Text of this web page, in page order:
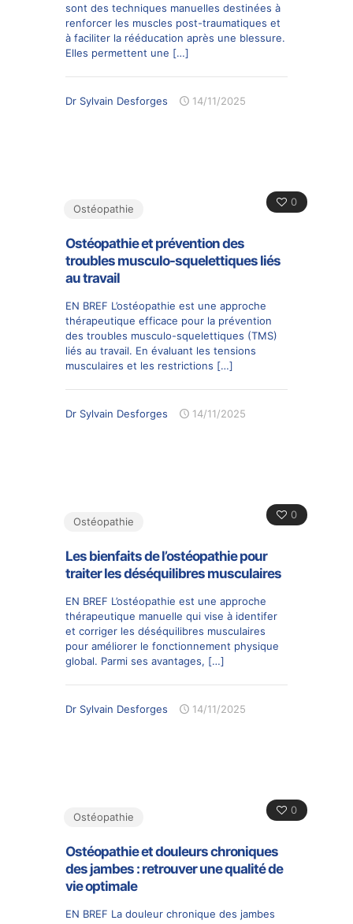
sont des techniques manuelles destinées à
renforcer les muscles post-traumatiques et
à faciliter la rééducation après une blessure.
Elles permettent une […]
Dr Sylvain Desforges 14/11/2025
0
Ostéopathie
Ostéopathie et prévention des
troubles musculo-squelettiques liés
au travail
EN BREF L’ostéopathie est une approche
thérapeutique efficace pour la prévention
des troubles musculo-squelettiques (TMS)
liés au travail. En évaluant les tensions
musculaires et les restrictions […]
Dr Sylvain Desforges 14/11/2025
0
Ostéopathie
Les bienfaits de l’ostéopathie pour
traiter les déséquilibres musculaires
EN BREF L’ostéopathie est une approche
thérapeutique manuelle qui vise à identifer
et corriger les déséquilibres musculaires
pour améliorer le fonctionnement physique
global. Parmi ses avantages, […]
Dr Sylvain Desforges 14/11/2025
0
Ostéopathie
Ostéopathie et douleurs chroniques
des jambes : retrouver une qualité de
vie optimale
EN BREF La douleur chronique des jambes